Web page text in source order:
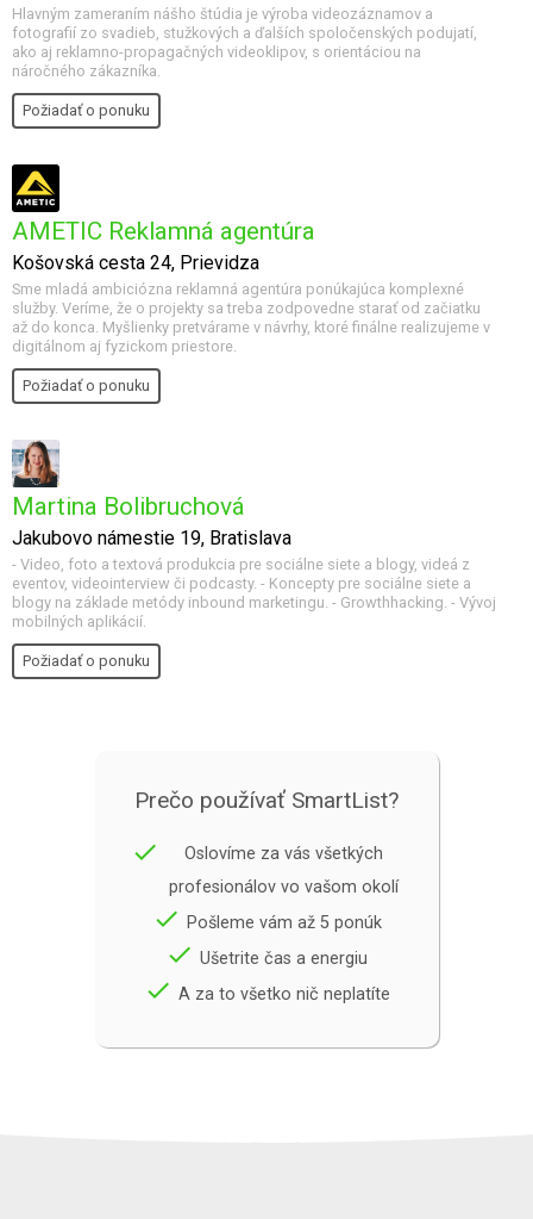
Hlavným zameraním nášho štúdia je výroba videozáznamov a
fotografií zo svadieb, stužkových a ďalších spoločenských podujatí,
ako aj reklamno-propagačných videoklipov, s orientáciou na
náročného zákazníka.
Požiadať o ponuku
AMETIC Reklamná agentúra
Košovská cesta 24, Prievidza
Sme mladá ambiciózna reklamná agentúra ponúkajúca komplexné
služby. Veríme, že o projekty sa treba zodpovedne starať od začiatku
až do konca. Myšlienky pretvárame v návrhy, ktoré finálne realizujeme v
digitálnom aj fyzickom priestore.
Požiadať o ponuku
Martina Bolibruchová
Jakubovo námestie 19, Bratislava
- Video, foto a textová produkcia pre sociálne siete a blogy, videá z
eventov, videointerview či podcasty. - Koncepty pre sociálne siete a
blogy na základe metódy inbound marketingu. - Growthhacking. - Vývoj
mobilných aplikácií.
Požiadať o ponuku
Prečo používať SmartList?
done
Oslovíme za vás všetkých
profesionálov vo vašom okolí
done Pošleme vám až 5 ponúk
done Ušetrite čas a energiu
done A za to všetko nič neplatíte